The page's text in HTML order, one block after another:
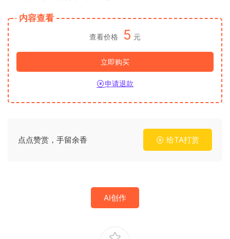
内容查看
查看价格 5 元
立即购买
申请退款
点点赞赏，手留余香 给TA打赏
AI创作